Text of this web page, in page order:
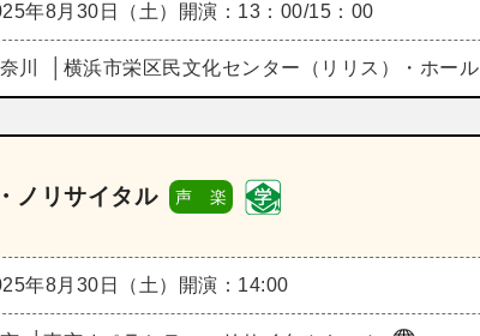
年8月30日（土） 開演：13：00/15：00
川 横浜市栄区民文化センター（リリス）・ホール
ノリサイタル 声 楽
年8月30日（土） 開演：14:00